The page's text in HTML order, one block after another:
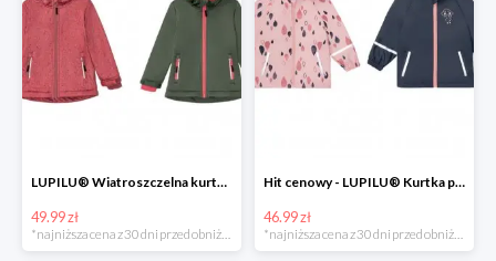
LUPILU® Wiatroszczelna kurtka dziecięca softshell, 1 sztuka
49.99 zł
Hit cenowy - LUPILU® Kurtka przeciwdeszczowa dziewczęca, 1 sztuka
46.99 zł